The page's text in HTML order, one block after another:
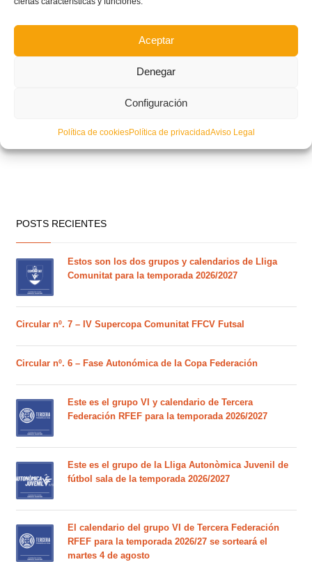
Aceptar
Denegar
Configuración
Política de cookiesPolítica de privacidadAviso Legal
POSTS RECIENTES
Estos son los dos grupos y calendarios de Lliga
Comunitat para la temporada 2026/2027
Circular nº. 7 – IV Supercopa Comunitat FFCV Futsal
Circular nº. 6 – Fase Autonómica de la Copa Federación
Este es el grupo VI y calendario de Tercera
Federación RFEF para la temporada 2026/2027
Este es el grupo de la Lliga Autonòmica Juvenil de
fútbol sala de la temporada 2026/2027
El calendario del grupo VI de Tercera Federación
RFEF para la temporada 2026/27 se sorteará el
martes 4 de agosto